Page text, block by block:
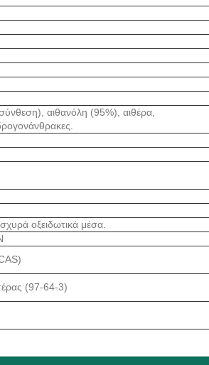
αιθανόλη (95%), αιθέρα,
οξειδωτικά μέσα.
(97-64-3)